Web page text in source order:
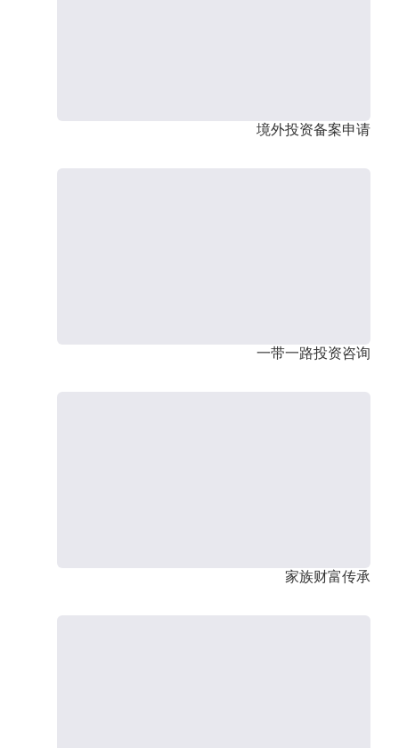
境外投资备案申请
一带一路投资咨询
家族财富传承